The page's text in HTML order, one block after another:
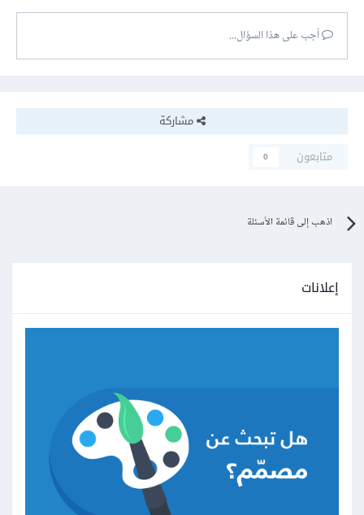
أجب على هذا السؤال...
مشاركة
متابعون
0
اذهب إلى قائمة الأسئلة
إعلانات